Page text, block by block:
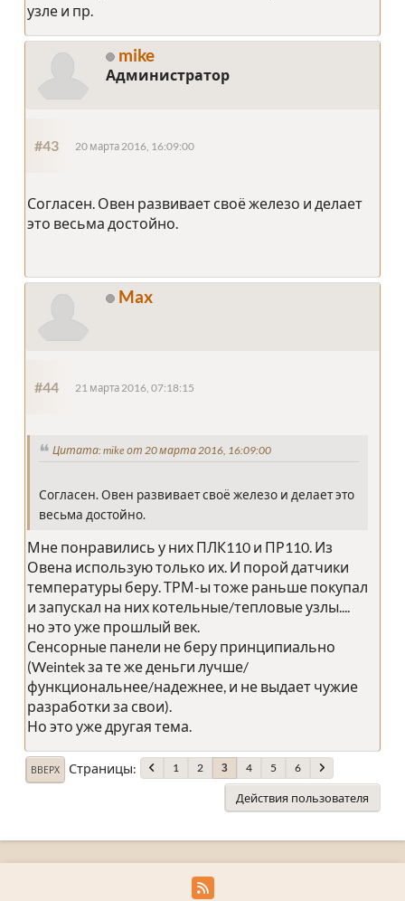
узле и пр.
mike
Администратор
#43 20 марта 2016, 16:09:00
Согласен. Овен развивает своё железо и делает
это весьма достойно.
Max
#44 21 марта 2016, 07:18:15
Цитата: mike от 20 марта 2016, 16:09:00
Согласен. Овен развивает своё железо и делает это
весьма достойно.
Мне понравились у них ПЛК110 и ПР110. Из
Овена использую только их. И порой датчики
температуры беру. ТРМ-ы тоже раньше покупал
и запускал на них котельные/тепловые узлы....
но это уже прошлый век.
Сенсорные панели не беру принципиально
(Weintek за те же деньги лучше/
функциональнее/надежнее, и не выдает чужие
разработки за свои).
Но это уже другая тема.
ВВЕРХ Страницы 1 2 3 4 5 6
Действия пользователя